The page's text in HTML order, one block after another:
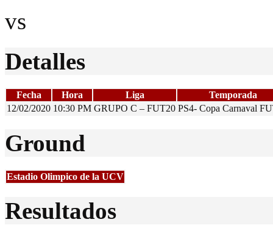
vs
Detalles
Fecha Hora Liga
Temporada
12/02/2020 10:30 PM GRUPO C – FUT20 PS4- Copa Carnaval
Ground
Estadio Olimpico de la UCV
Resultados